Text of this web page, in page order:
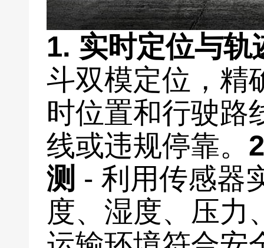
1. 实时定位与轨
斗双模定位，精
时位置和行驶路
线或违规停靠。
测 - 利用传感器
度、湿度、压力